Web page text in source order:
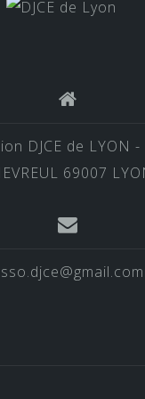
DJCE de LYON -
69007